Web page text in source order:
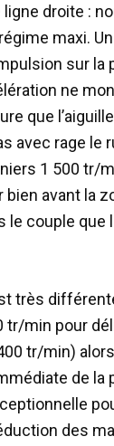
droite :
maxi.
sur la
ne
que
avec rage le
1 500 tr/
avant la
le couple que
très
tr/min pour
tr/min) alors
de la
des